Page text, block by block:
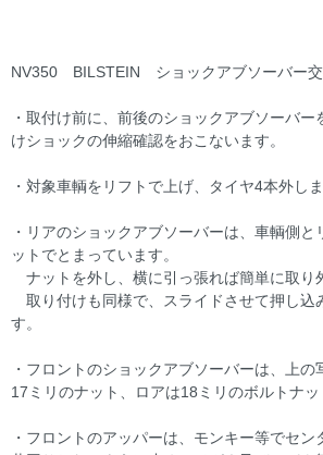
NV350 BILSTEIN ショックアブソーバー
・取付け前に、前後のショックアブソーバ
けショックの伸縮確認をおこないます。
・対象車輌をリフトで上げ、タイヤ4本外しま
・リアのショックアブソーバーは、車輌側
ットでとまっています。
ナットを外し、横に引っ張れば簡単に取り
取り付けも同様で、スライドさせて押し込
す。
・フロントのショックアブソーバーは、上の
17ミリのナット、ロアは18ミリのボルトナッ
・フロントのアッパーは、モンキー等でセン